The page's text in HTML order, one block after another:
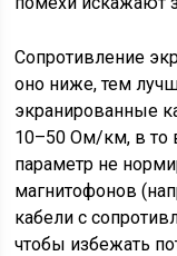
Сопротивление
оно ниже, тем
экранированные
10–50 Ом/км, в то
параметр не
магнитофонов
кабели с
чтобы избежать